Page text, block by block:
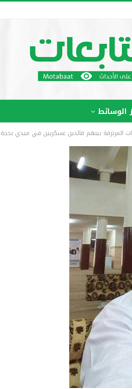
الوسائط
المرتزقة بينهم قائدين عسكريين في ميدي بحجة